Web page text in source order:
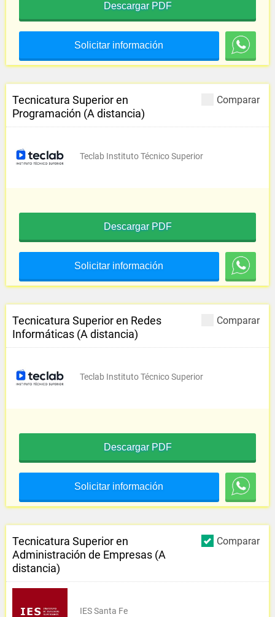
Descargar PDF
Solicitar información
Comparar
Tecnicatura Superior en
Programación (A distancia)
Teclab Instituto Técnico Superior
Descargar PDF
Solicitar información
Comparar
Tecnicatura Superior en Redes
Informáticas (A distancia)
Teclab Instituto Técnico Superior
Descargar PDF
Solicitar información
Comparar
Tecnicatura Superior en
Administración de Empresas (A
distancia)
IES Santa Fe